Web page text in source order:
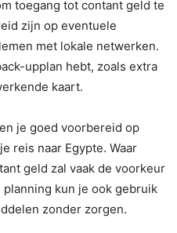
toegang tot contant geld te
zijn op eventuele
met lokale netwerken.
upplan hebt, zoals extra
kaart.
je goed voorbereid op
reis naar Egypte. Waar
geld zal vaak de voorkeur
kun je ook gebruik
zonder zorgen.